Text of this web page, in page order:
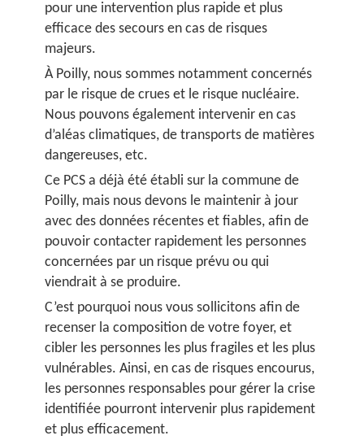
pour une intervention plus rapide et plus
efficace des secours en cas de risques
majeurs.
À Poilly, nous sommes notamment concernés
par le risque de crues et le risque nucléaire.
Nous pouvons également intervenir en cas
d’aléas climatiques, de transports de matières
dangereuses, etc.
Ce PCS a déjà été établi sur la commune de
Poilly, mais nous devons le maintenir à jour
avec des données récentes et fiables, afin de
pouvoir contacter rapidement les personnes
concernées par un risque prévu ou qui
viendrait à se produire.
C’est pourquoi nous vous sollicitons afin de
recenser la composition de votre foyer, et
cibler les personnes les plus fragiles et les plus
vulnérables. Ainsi, en cas de risques encourus,
les personnes responsables pour gérer la crise
identifiée pourront intervenir plus rapidement
et plus efficacement.